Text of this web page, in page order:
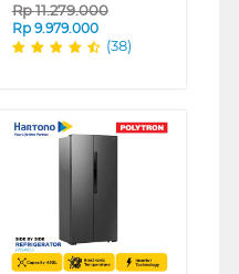
Rp11.279.000
Rp 9.979.000
(38)